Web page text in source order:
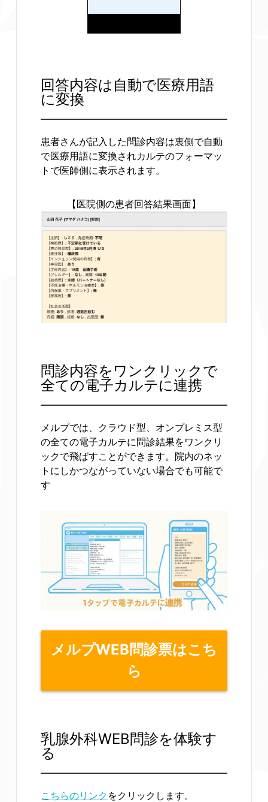
回答内容は自動で医療用語
に変換
患者さんが記入した問診内容は裏側で自動
で医療用語に変換されカルテのフォーマッ
トで医師側に表示されます。
【医院側の患者回答結果画面】
問診内容をワンクリックで
全ての電子カルテに連携
メルプでは、クラウド型、オンプレミス型
の全ての電子カルテに問診結果をワンクリ
ックで飛ばすことができます。院内のネッ
トにしかつながっていない場合でも可能で
す
メルプWEB問診票はこち
ら
乳腺外科WEB問診を体験す
る
こちらのリンク をクリックします。